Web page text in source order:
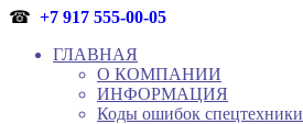
☎ +7 917 555-00-05
ГЛАВНАЯ
О КОМПАНИИ
ИНФОРМАЦИЯ
Коды ошибок спецтехники